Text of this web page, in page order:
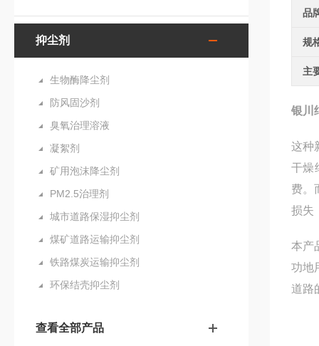
抑尘剂
生物酶降尘剂
防风固沙剂
臭氧治理溶液
凝絮剂
矿用泡沫降尘剂
PM2.5治理剂
城市道路保湿抑尘剂
煤矿道路运输抑尘剂
铁路煤炭运输抑尘剂
环保结壳抑尘剂
查看全部产品
品
规
主
银川
这种
干燥
费。
损失
本产
功地
道路